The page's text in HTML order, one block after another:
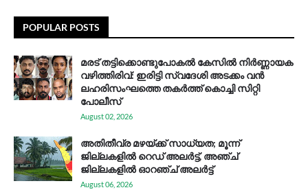
POPULAR POSTS
മരട് തട്ടിക്കൊണ്ടുപോകൽ കേസിൽ നിർണ്ണായക
വഴിത്തിരിവ്: ഇരിട്ടി സ്വദേശി അടക്കം വൻ
ലഹരിസംഘത്തെ തകർത്ത് കൊച്ചി സിറ്റി
പോലീസ്
August 02, 2026
അതിതീവ്ര മഴയ്ക്ക് സാധ്യത; മൂന്ന്
ജില്ലകളിൽ റെഡ് അലർട്ട്, അഞ്ച്
ജില്ലകളിൽ ഓറഞ്ച് അലർട്ട്
August 06, 2026